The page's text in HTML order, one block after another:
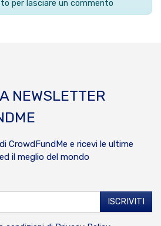
per lasciare un commento
NEWSLETTER
CrowdFundMe e ricevi le ultime
il meglio del mondo